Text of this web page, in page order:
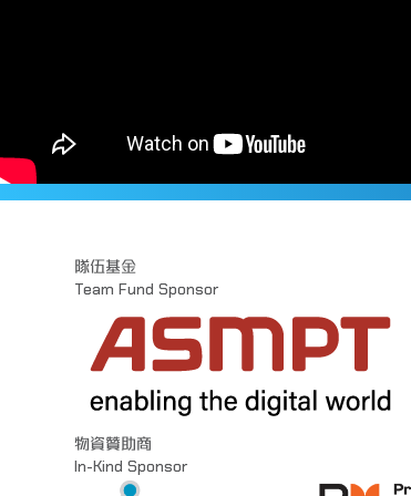
隊伍基金
Team Fund Sponsor
物資贊助商
In-Kind Sponsor